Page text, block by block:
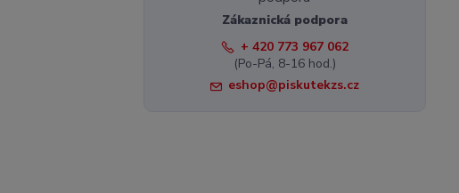
Zákaznická podpora
+ 420 773 967 062
(Po-Pá, 8-16 hod.)
eshop@piskutekzs.cz